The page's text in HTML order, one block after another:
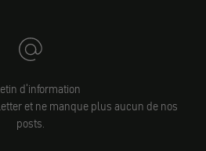
d'information
et ne manque plus aucun de nos
posts.